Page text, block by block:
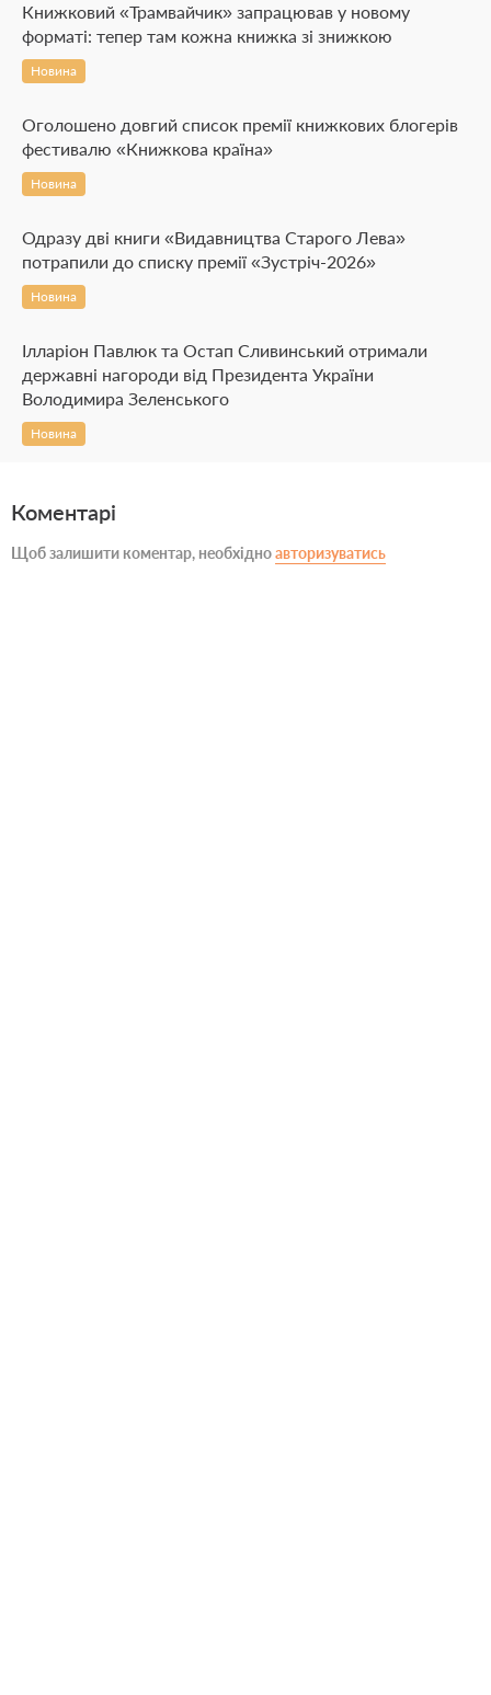
Книжковий «Трамвайчик» запрацював у новому
форматі: тепер там кожна книжка зі знижкою
Новина
Оголошено довгий список премії книжкових блогерів
фестивалю «Книжкова країна»
Новина
Одразу дві книги «Видавництва Старого Лева»
потрапили до списку премії «Зустріч-2026»
Новина
Ілларіон Павлюк та Остап Сливинський отримали
державні нагороди від Президента України
Володимира Зеленського
Новина
Коментарі
Щоб залишити коментар, необхідноавторизуватись